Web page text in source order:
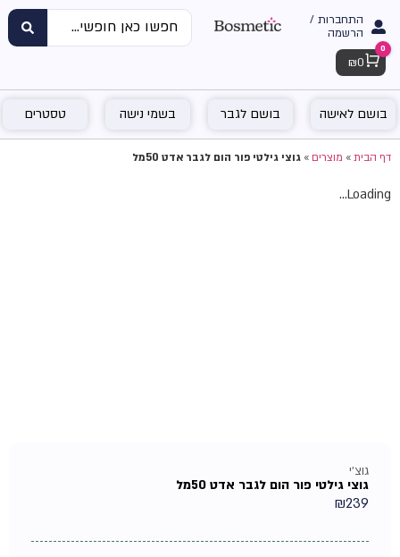
התחברות /
הרשמה
Cart
0
₪ 0
בושם לאישה בושם לגבר בשמי נישה טסטרים
דף הבית»מוצרים»גוצי גילטי פור הום לגבר אדט 50מל
Loading...
גוצ'י
גוצי גילטי פור הום לגבר אדט 50מל
₪239